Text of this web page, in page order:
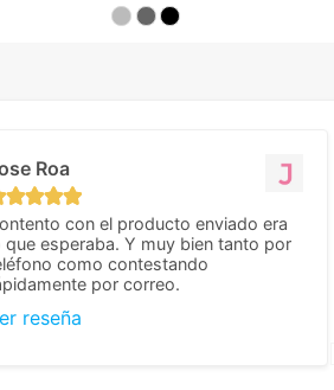
Roa
con el producto enviado era
que esperaba. Y muy bien tanto por
como contestando
por correo.
reseña